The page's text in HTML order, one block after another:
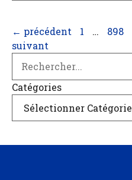
← précédent Page
1 … Page
898
suivant
Catégories